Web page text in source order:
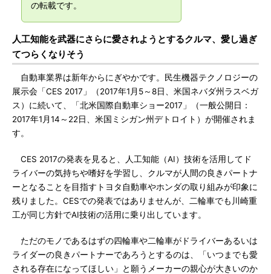
の転載です。
人工知能を武器にさらに愛されようとするクルマ、愛し過ぎ
てつらくなりそう
自動車業界は新年からにぎやかです。民生機器テクノロジーの
展示会「CES 2017」（2017年1月5～8日、米国ネバダ州ラスベガ
ス）に続いて、「北米国際自動車ショー2017」（一般公開日：
2017年1月14～22日、米国ミシガン州デトロイト）が開催されま
す。
CES 2017の発表を見ると、人工知能（AI）技術を活用してド
ライバーの気持ちや嗜好を学習し、クルマが人間の良きパートナ
ーとなることを目指すトヨタ自動車やホンダの取り組みが印象に
残りました。CESでの発表ではありませんが、二輪車でも川崎重
工が同じ方針でAI技術の活用に乗り出しています。
ただのモノであるはずの四輪車や二輪車がドライバーあるいは
ライダーの良きパートナーであろうとするのは、「いつまでも愛
される存在になってほしい」と願うメーカーの親心が大きいのか